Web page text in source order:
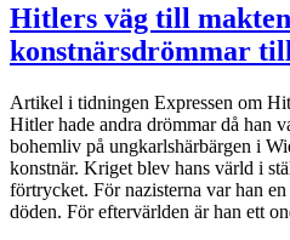
Hitlers väg till
konstnärsdrömmar
Artikel i tidningen Expressen om
Hitler hade andra drömmar då han
bohemliv på ungkarlshärbärgen i
konstnär. Kriget blev hans värld i
förtrycket. För nazisterna var han
döden. För eftervärlden är han ett